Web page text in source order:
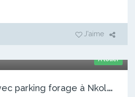
J'aime
A louer
A
ppartement avec parking forage à Nkolnda. 3 chambres 1 dou